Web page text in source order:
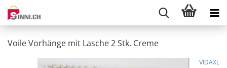
Voile Vorhänge mit Lasche 2 Stk. Creme
VIDAXL